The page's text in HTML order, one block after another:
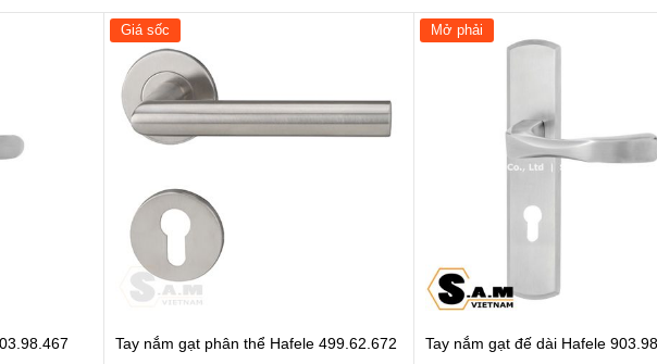
Giá sốc
Tay nắm gạt phân thể Hafele 499.62.672
Mở phải
Tay nắm gạt đế dài Hafele